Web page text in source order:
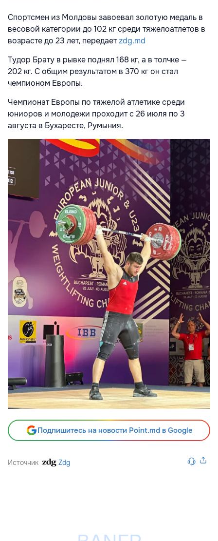
Спортсмен из Молдовы завоевал золотую медаль в
весовой категории до 102 кг среди тяжелоатлетов в
возрасте до 23 лет, передаетzdg.md
Тудор Брату в рывке поднял 168 кг, а в толчке —
202 кг. С общим результатом в 370 кг он стал
чемпионом Европы.
Чемпионат Европы по тяжелой атлетике среди
юниоров и молодежи проходит с 26 июля по 3
августа в Бухаресте, Румыния.
Подпишитесь на новости Point.md в Google
Источник Zdg